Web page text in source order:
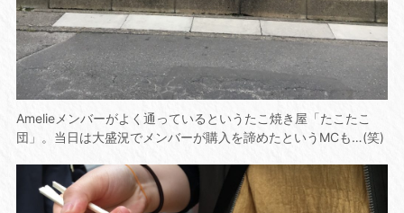
Amelieメンバーがよく通っているというたこ焼き屋「たこたこ
団」。当日は大盛況でメンバーが購入を諦めたというMCも…(笑)